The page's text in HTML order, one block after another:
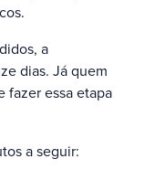
a
dias. Já quem
fazer essa etapa
a seguir: